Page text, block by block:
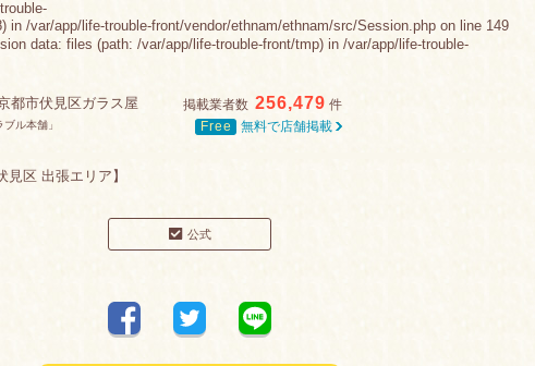
in /var/app/life-trouble-front/vendor/ethnam/ethnam/src/Session.php on line 149
data: files (path: /var/app/life-trouble-front/tmp) in /var/app/life-trouble-
都市伏見区ガラス屋
ル本舗」
掲載業者数 256,479 件
Free
無料で店舗掲載
区 出張エリア】
公式